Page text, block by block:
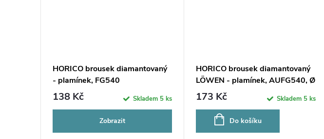
HORICO brousek diamantovaný
- plamínek, FG540
138 Kč Skladem 5 ks
Zobrazit
HORICO brousek diamantovaný
LÖWEN - plamínek, AUFG540, Ø
0,8 mm, zrnitost jemná
173 Kč Skladem 5 ks
Do košíku